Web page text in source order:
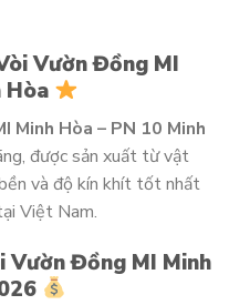
Vườn Đồng MI
Hòa
Minh Hòa – PN 10 Minh
được sản xuất từ vật
và độ kín khít tốt nhất
Việt Nam.
Vườn Đồng MI Minh